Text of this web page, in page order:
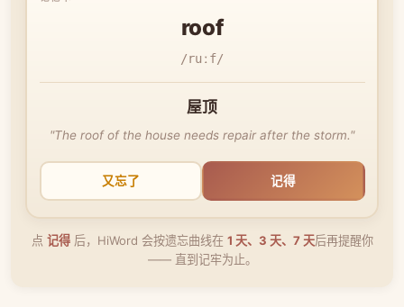
roof
/ruːf/
屋顶
"The roof of the house needs repair after the storm."
又忘了 记得
点 记得后，HiWord 会按遗忘曲线在 1 天、3 天、7 天后再提醒你
—— 直到记牢为止。